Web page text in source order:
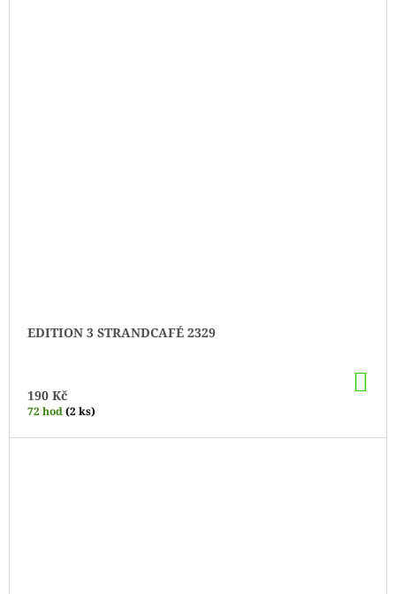
EDITION 3 STRANDCAFÉ 2329
190 Kč
72 hod(2 ks)